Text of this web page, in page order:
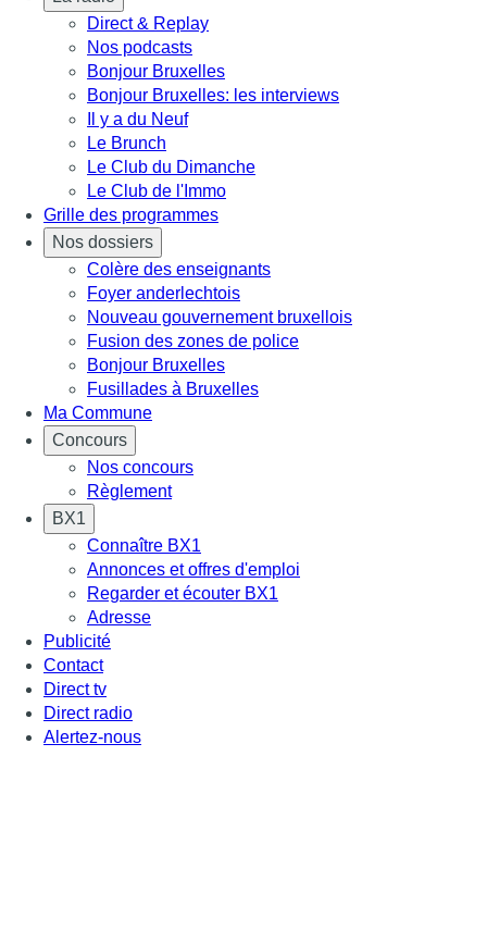
Direct & Replay
Nos podcasts
Bonjour Bruxelles
Bonjour Bruxelles: les interviews
Il y a du Neuf
Le Brunch
Le Club du Dimanche
Le Club de l'Immo
Grille des programmes
Nos dossiers
Colère des enseignants
Foyer anderlechtois
Nouveau gouvernement bruxellois
Fusion des zones de police
Bonjour Bruxelles
Fusillades à Bruxelles
Ma Commune
Concours
Nos concours
Règlement
BX1
Connaître BX1
Annonces et offres d'emploi
Regarder et écouter BX1
Adresse
Publicité
Contact
Direct tv
Direct radio
Alertez-nous